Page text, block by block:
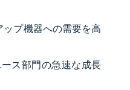
プ機器への需要を高
ス部門の急速な成長